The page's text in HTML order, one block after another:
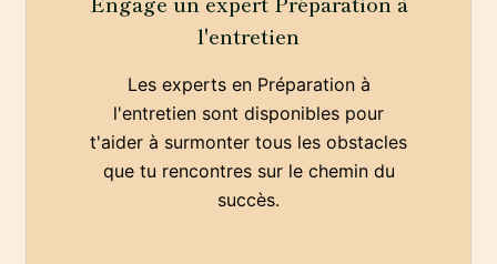
l'entretien
Les experts en Préparation à
l'entretien sont disponibles pour
t'aider à surmonter tous les obstacles
que tu rencontres sur le chemin du
succès.